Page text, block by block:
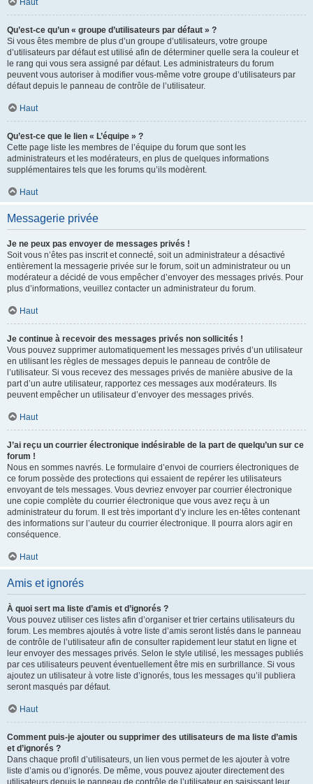
Haut
Qu’est-ce qu’un « groupe d’utilisateurs par défaut » ?
Si vous êtes membre de plus d’un groupe d’utilisateurs, votre groupe
d’utilisateurs par défaut est utilisé afin de déterminer quelle sera la couleur et
le rang qui vous sera assigné par défaut. Les administrateurs du forum
peuvent vous autoriser à modifier vous-même votre groupe d’utilisateurs par
défaut depuis le panneau de contrôle de l’utilisateur.
Haut
Qu’est-ce que le lien « L’équipe » ?
Cette page liste les membres de l’équipe du forum que sont les
administrateurs et les modérateurs, en plus de quelques informations
supplémentaires tels que les forums qu’ils modèrent.
Haut
Messagerie privée
Je ne peux pas envoyer de messages privés !
Soit vous n’êtes pas inscrit et connecté, soit un administrateur a désactivé
entièrement la messagerie privée sur le forum, soit un administrateur ou un
modérateur a décidé de vous empêcher d’envoyer des messages privés. Pour
plus d’informations, veuillez contacter un administrateur du forum.
Haut
Je continue à recevoir des messages privés non sollicités !
Vous pouvez supprimer automatiquement les messages privés d’un utilisateur
en utilisant les règles de messages depuis le panneau de contrôle de
l’utilisateur. Si vous recevez des messages privés de manière abusive de la
part d’un autre utilisateur, rapportez ces messages aux modérateurs. Ils
peuvent empêcher un utilisateur d’envoyer des messages privés.
Haut
J’ai reçu un courrier électronique indésirable de la part de quelqu’un sur ce
forum !
Nous en sommes navrés. Le formulaire d’envoi de courriers électroniques de
ce forum possède des protections qui essaient de repérer les utilisateurs
envoyant de tels messages. Vous devriez envoyer par courrier électronique
une copie complète du courrier électronique que vous avez reçu à un
administrateur du forum. Il est très important d’y inclure les en-têtes contenant
des informations sur l’auteur du courrier électronique. Il pourra alors agir en
conséquence.
Haut
Amis et ignorés
À quoi sert ma liste d’amis et d’ignorés ?
Vous pouvez utiliser ces listes afin d’organiser et trier certains utilisateurs du
forum. Les membres ajoutés à votre liste d’amis seront listés dans le panneau
de contrôle de l’utilisateur afin de consulter rapidement leur statut en ligne et
leur envoyer des messages privés. Selon le style utilisé, les messages publiés
par ces utilisateurs peuvent éventuellement être mis en surbrillance. Si vous
ajoutez un utilisateur à votre liste d’ignorés, tous les messages qu’il publiera
seront masqués par défaut.
Haut
Comment puis-je ajouter ou supprimer des utilisateurs de ma liste d’amis
et d’ignorés ?
Dans chaque profil d’utilisateurs, un lien vous permet de les ajouter à votre
liste d’amis ou d’ignorés. De même, vous pouvez ajouter directement des
utilisateurs depuis le panneau de contrôle de l’utilisateur en saisissant leur